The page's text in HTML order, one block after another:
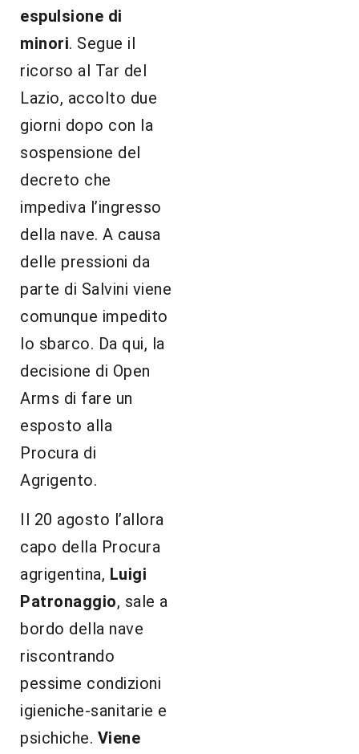
espulsione di
minori. Segue il
ricorso al Tar del
Lazio, accolto due
giorni dopo con la
sospensione del
decreto che
impediva l’ingresso
della nave. A causa
delle pressioni da
parte di Salvini viene
comunque impedito
lo sbarco. Da qui, la
decisione di Open
Arms di fare un
esposto alla
Procura di
Agrigento.
Il 20 agosto l’allora
capo della Procura
agrigentina, Luigi
Patronaggio, sale a
bordo della nave
riscontrando
pessime condizioni
igieniche-sanitarie e
psichiche. Viene